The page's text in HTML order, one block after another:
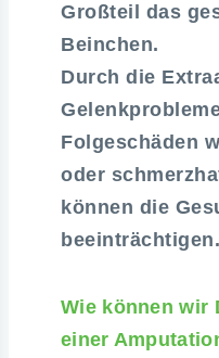
Großteil das
Beinchen.
Durch die
Folgeschäden
oder
können die
beeinträchtigen.
Wie können wir
einer